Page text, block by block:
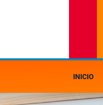
INICIO